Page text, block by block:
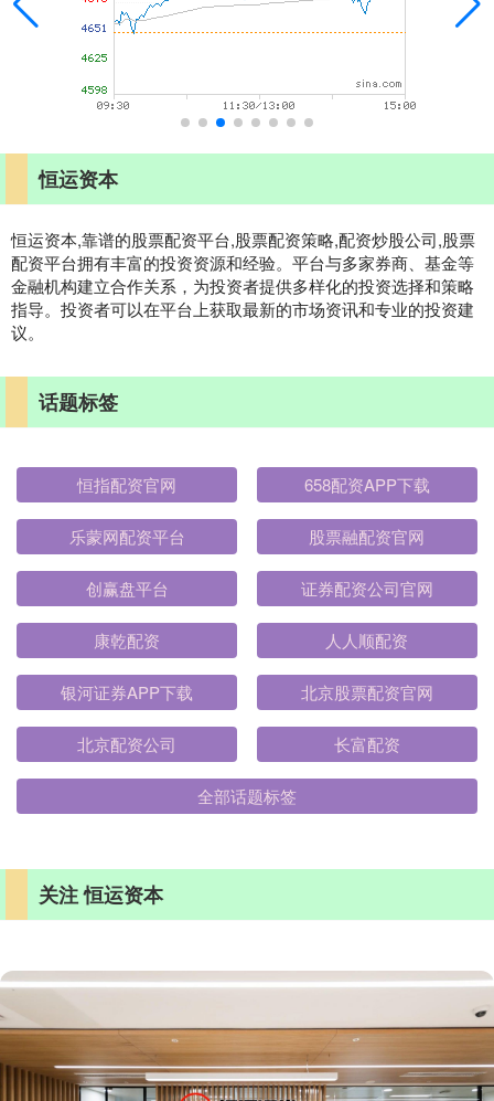
恒运资本
恒运资本,靠谱的股票配资平台,股票配资策略,配资炒股公司,股票
配资平台拥有丰富的投资资源和经验。平台与多家券商、基金等
金融机构建立合作关系，为投资者提供多样化的投资选择和策略
指导。投资者可以在平台上获取最新的市场资讯和专业的投资建
议。
话题标签
恒指配资官网 658配资APP下载
乐蒙网配资平台 股票融配资官网
创赢盘平台 证券配资公司官网
康乾配资 人人顺配资
银河证券APP下载 北京股票配资官网
北京配资公司 长富配资
全部话题标签
关注 恒运资本